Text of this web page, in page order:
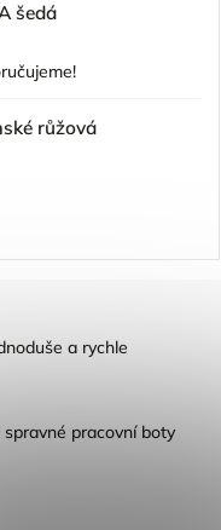
šedá
růžová
a rychle
pracovní boty